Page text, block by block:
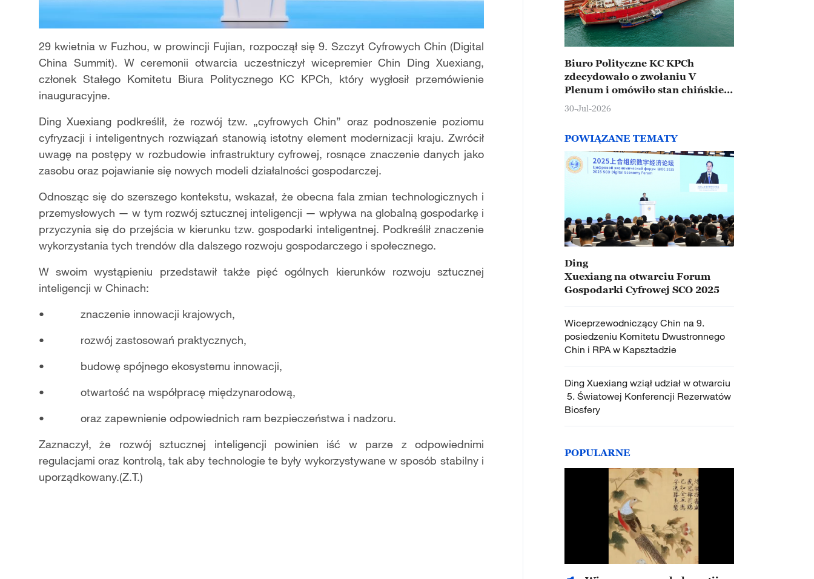
29 kwietnia w Fuzhou, w prowincji Fujian, rozpoczął się 9. Szczyt Cyfrowych Chin (Digital
China Summit). W ceremonii otwarcia uczestniczył wicepremier Chin Ding Xuexiang,
członek Stałego Komitetu Biura Politycznego KC KPCh, który wygłosił przemówienie
inauguracyjne.
Ding Xuexiang podkreślił, że rozwój tzw. „cyfrowych Chin” oraz podnoszenie poziomu
cyfryzacji i inteligentnych rozwiązań stanowią istotny element modernizacji kraju. Zwrócił
uwagę na postępy w rozbudowie infrastruktury cyfrowej, rosnące znaczenie danych jako
zasobu oraz pojawianie się nowych modeli działalności gospodarczej.
Odnosząc się do szerszego kontekstu, wskazał, że obecna fala zmian technologicznych i
przemysłowych — w tym rozwój sztucznej inteligencji — wpływa na globalną gospodarkę i
przyczynia się do przejścia w kierunku tzw. gospodarki inteligentnej. Podkreślił znaczenie
wykorzystania tych trendów dla dalszego rozwoju gospodarczego i społecznego.
W swoim wystąpieniu przedstawił także pięć ogólnych kierunków rozwoju sztucznej
inteligencji w Chinach:
• znaczenie innowacji krajowych,
• rozwój zastosowań praktycznych,
• budowę spójnego ekosystemu innowacji,
• otwartość na współpracę międzynarodową,
• oraz zapewnienie odpowiednich ram bezpieczeństwa i nadzoru.
Zaznaczył, że rozwój sztucznej inteligencji powinien iść w parze z odpowiednimi
regulacjami oraz kontrolą, tak aby technologie te były wykorzystywane w sposób stabilny i
uporządkowany.(Z.T.)
Biuro Polityczne KC KPCh
zdecydowało o zwołaniu V
Plenum i omówiło stan chińskiej
gospodarki
30-Jul-2026
POWIĄZANE TEMATY
Ding
Xuexiang na otwarciu Forum
Gospodarki Cyfrowej SCO 2025
Wiceprzewodniczący Chin na 9.
posiedzeniu Komitetu Dwustronnego
Chin i RPA w Kapsztadzie
Ding Xuexiang wziął udział w otwarciu
5. Światowej Konferencji Rezerwatów
Biosfery
POPULARNE